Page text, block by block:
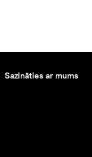
Sazināties ar mums